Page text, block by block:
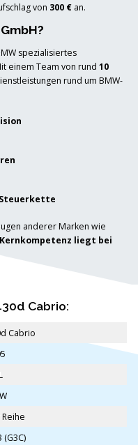
von 300 € an.
spezialisiertes
einem Team von rund 10
rund um BMW-
anderer Marken wie
Kernkompetenz liegt bei
Cabrio:
Cabrio
(G3C)